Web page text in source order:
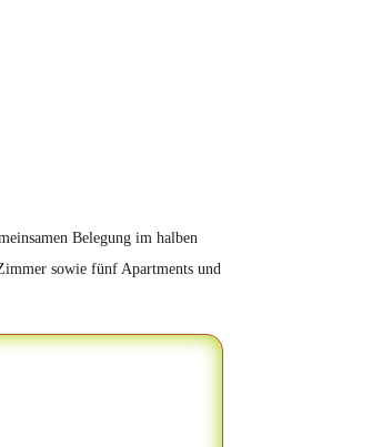
Belegung im halben
sowie fünf Apartments und